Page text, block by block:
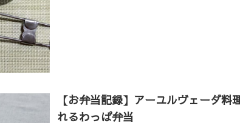
【お弁当記録】アーユルヴェーダ料
れるわっぱ弁当